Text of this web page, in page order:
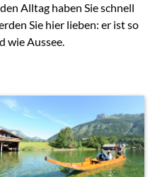
Alltag haben Sie schnell
Sie hier lieben: er ist so
wie Aussee.